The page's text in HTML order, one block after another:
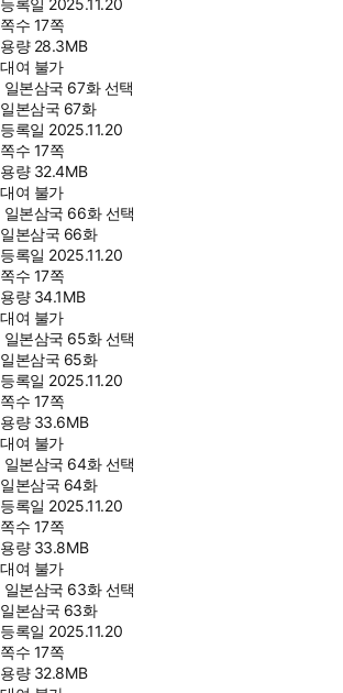
등록일 2025.11.20
쪽수 17쪽
용량 28.3MB
대여 불가
일본삼국 67화 선택
일본삼국 67화
등록일 2025.11.20
쪽수 17쪽
용량 32.4MB
대여 불가
일본삼국 66화 선택
일본삼국 66화
등록일 2025.11.20
쪽수 17쪽
용량 34.1MB
대여 불가
일본삼국 65화 선택
일본삼국 65화
등록일 2025.11.20
쪽수 17쪽
용량 33.6MB
대여 불가
일본삼국 64화 선택
일본삼국 64화
등록일 2025.11.20
쪽수 17쪽
용량 33.8MB
대여 불가
일본삼국 63화 선택
일본삼국 63화
등록일 2025.11.20
쪽수 17쪽
용량 32.8MB